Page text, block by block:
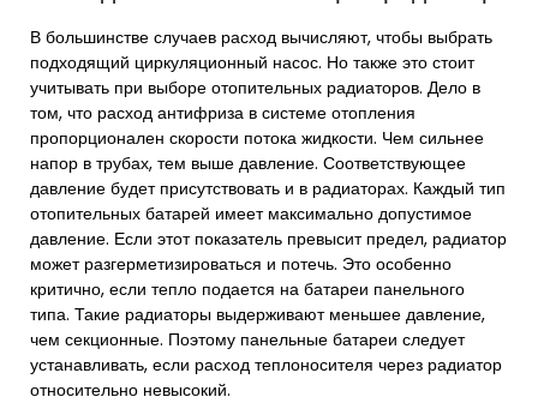
В большинстве случаев расход вычисляют, чтобы выбрать
подходящий циркуляционный насос. Но также это стоит
учитывать при выборе отопительных радиаторов. Дело в
том, что расход антифриза в системе отопления
пропорционален скорости потока жидкости. Чем сильнее
напор в трубах, тем выше давление. Соответствующее
давление будет присутствовать и в радиаторах. Каждый тип
отопительных батарей имеет максимально допустимое
давление. Если этот показатель превысит предел, радиатор
может разгерметизироваться и потечь. Это особенно
критично, если тепло подается на батареи панельного
типа. Такие радиаторы выдерживают меньшее давление,
чем секционные. Поэтому панельные батареи следует
устанавливать, если расход теплоносителя через радиатор
относительно невысокий.